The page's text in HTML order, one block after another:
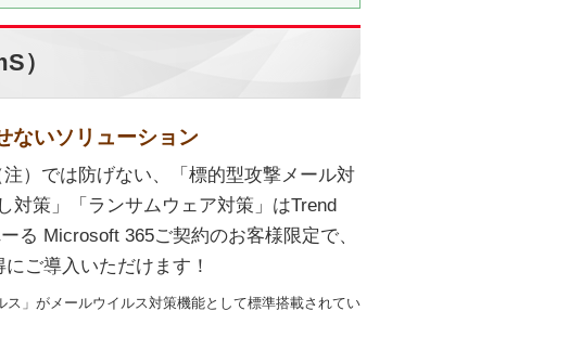
）
ないソリューション
）では防げない、「標的型攻撃メール対
対策」「ランサムウェア対策」はTrend
る Microsoft 365ご契約のお客様限定で、
ご導入いただけます！
ス」がメールウイルス対策機能として標準搭載されてい